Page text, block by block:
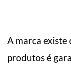
A marca existe
produtos é